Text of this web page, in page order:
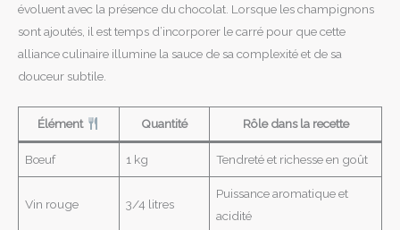
évoluent avec la présence du chocolat. Lorsque les champignons
sont ajoutés, il est temps d’incorporer le carré pour que cette
alliance culinaire illumine la sauce de sa complexité et de sa
douceur subtile.
Élément Quantité Rôle dans la recette
Bœuf 1 kg Tendreté et richesse en goût
Vin rouge 3/4 litres
Puissance aromatique et
acidité